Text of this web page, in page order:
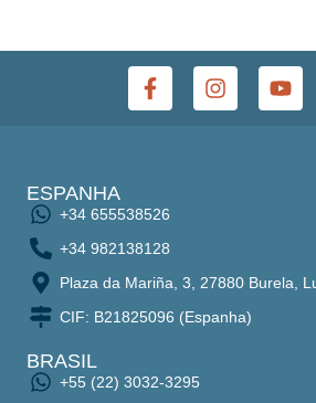
ESPANHA
+34 655538526
+34 982138128
Plaza da Mariña, 3, 27880 Burela,
CIF: B21825096 (Espanha)
BRASIL
+55 (22) 3032-3295